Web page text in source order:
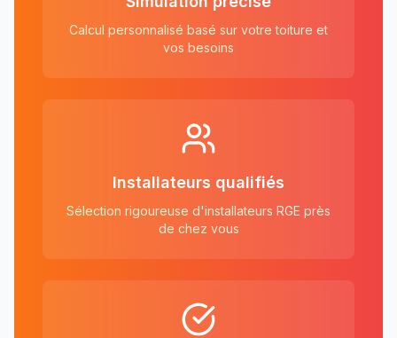
Calcul personnalisé basé sur votre toiture et
vos besoins
Installateurs qualifiés
Sélection rigoureuse d'installateurs RGE près
de chez vous